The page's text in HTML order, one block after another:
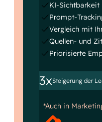
KI-Sichtbarkeit
Prompt-
Vergleich mit
Quellen- und
Priorisierte
3xSteigerung der
*Auch in